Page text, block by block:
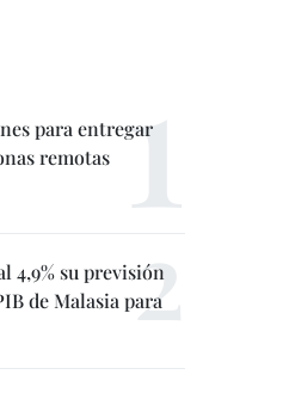
para entregar
remotas
4,9% su previsión
de Malasia para